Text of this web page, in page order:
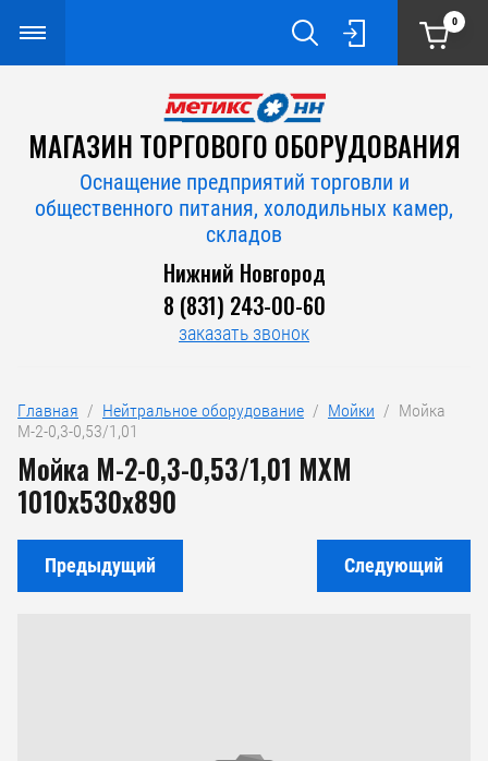
0
МАГАЗИН ТОРГОВОГО ОБОРУДОВАНИЯ
Оснащение предприятий торговли и
общественного питания, холодильных камер,
складов
Нижний Новгород
8 (831) 243-00-60
заказать звонок
Главная
  /
Нейтральное оборудование
  /
Мойки
  /  Мойка
М-2-0,3-0,53/1,01
Мойка М-2-0,3-0,53/1,01 МХМ
1010х530х890
Предыдущий Следующий